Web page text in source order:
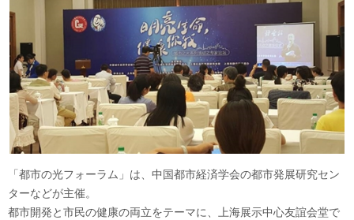
「都市の光フォーラム」は、中国都市経済学会の都市発展研究セン
ターなどが主催。
都市開発と市民の健康の両立をテーマに、上海展示中心友誼会堂で